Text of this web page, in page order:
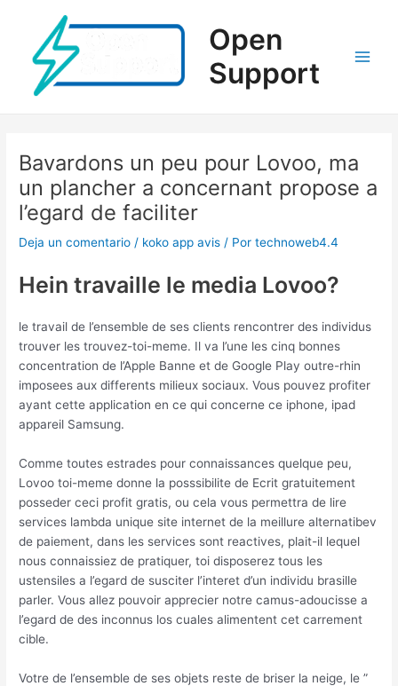
contenido
Open
Support
Bavardons un peu pour Lovoo, ma
un plancher a concernant propose a
l’egard de faciliter
Deja un comentario / koko app avis / Portechnoweb4.4
Hein travaille le media Lovoo?
le travail de l’ensemble de ses clients rencontrer des individus
trouver les trouvez-toi-meme. Il va l’une les cinq bonnes
concentration de l’Apple Banne et de Google Play outre-rhin
imposees aux differents milieux sociaux. Vous pouvez profiter
ayant cette application en ce qui concerne ce iphone, ipad
appareil Samsung.
Comme toutes estrades pour connaissances quelque peu,
Lovoo toi-meme donne la posssibilite de Ecrit gratuitement
posseder ceci profit gratis, ou cela vous permettra de lire
services lambda unique site internet de la meillure alternatibev
de paiement, dans les services sont reactives, plait-il lequel
nous connaissiez de pratiquer, toi disposerez tous les
ustensiles a l’egard de susciter l’interet d’un individu brasille
parler. Vous allez pouvoir apprecier notre camus-adoucisse a
l’egard de des inconnus los cuales alimentent cet carrement
cible.
Votre de l’ensemble de ses objets reste de briser la neige, le ”